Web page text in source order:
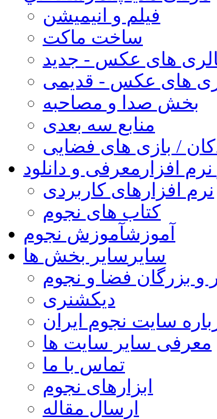
فیلم و انیمیشن
ساخت ماکت
های عکس - جدید
های عکس - قدیمی
بخش صدا و مصاحبه
منابع سه بعدی
/ بازی های فضایی
افزار معرفی و دانلود
نرم افزارهای کاربردی
کتاب های نجوم
آموزشآموزش نجوم
سایر سایر بخش ها
و بزرگان فضا و نجوم
دیکشنری
سایت نجوم ایران
معرفی سایر سایت ها
تماس با ما
ابزارهای نجوم
ارسال مقاله